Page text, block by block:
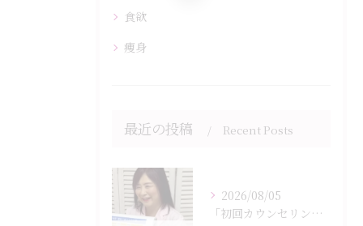
食欲
痩身
最近の投稿 Recent Posts
2026/08/05
「初回カウンセリングでは何をするの？」